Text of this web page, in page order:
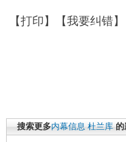
【打印】【我要纠错】
搜索更多内幕信息 杜兰库 的